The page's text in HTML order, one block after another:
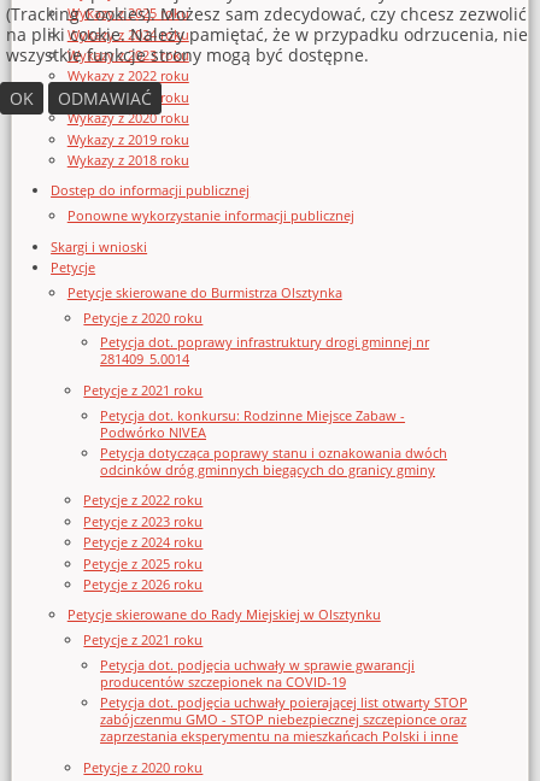
Wykazy z 2025 roku
Wykazy z 2024 roku
Wykazy z 2023 roku
Wykazy z 2022 roku
Wykazy z 2021 roku
Wykazy z 2020 roku
Wykazy z 2019 roku
Wykazy z 2018 roku
Dostęp do informacji publicznej
Ponowne wykorzystanie informacji publicznej
Skargi i wnioski
Petycje
Petycje skierowane do Burmistrza Olsztynka
Petycje z 2020 roku
Petycja dot. poprawy infrastruktury drogi gminnej nr
281409_5.0014
Petycje z 2021 roku
Petycja dot. konkursu: Rodzinne Miejsce Zabaw -
Podwórko NIVEA
Petycja dotycząca poprawy stanu i oznakowania dwóch
odcinków dróg gminnych biegących do granicy gminy
Petycje z 2022 roku
Petycje z 2023 roku
Petycje z 2024 roku
Petycje z 2025 roku
Petycje z 2026 roku
Petycje skierowane do Rady Miejskiej w Olsztynku
Petycje z 2021 roku
Petycja dot. podjęcia uchwały w sprawie gwarancji
producentów szczepionek na COVID-19
Petycja dot. podjęcia uchwały poierającej list otwarty STOP
zabójczenmu GMO - STOP niebezpiecznej szczepionce oraz
zaprzestania eksperymentu na mieszkańcach Polski i inne
Petycje z 2020 roku
(Tracking Cookies). Możesz sam zdecydować, czy chcesz zezwolić
na pliki cookie. Należy pamiętać, że w przypadku odrzucenia, nie
wszystkie funkcje strony mogą być dostępne.
OK
ODMAWIAĆ